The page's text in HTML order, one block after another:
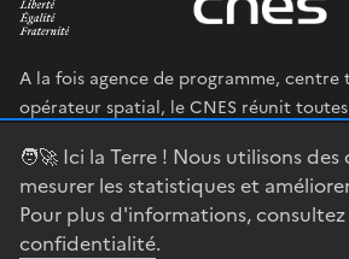
🧑‍🚀 Ici la Terre ! Nous utilisons
mesurer les statistiques et
Pour plus d'informations,
confidentialité.
A la fois agence de programme, centre
opérateur spatial, le CNES réunit
en œuvre sa stratégie spatiale.
legifrance.gouv.fr